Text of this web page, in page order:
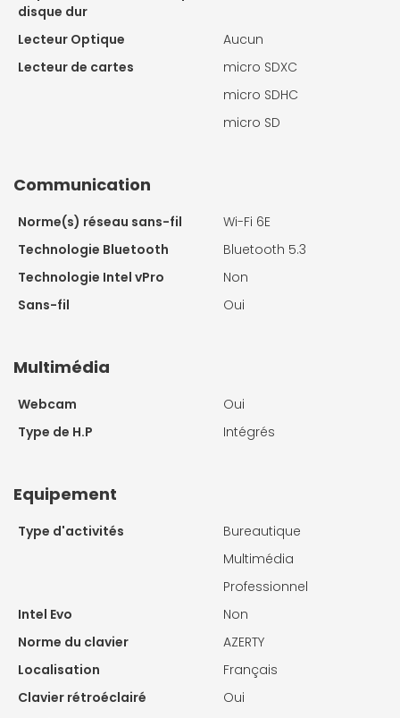
disque dur
Lecteur Optique
Aucun
Lecteur de cartes
micro SDXC
micro SDHC
micro SD
Communication
Norme(s) réseau sans-fil
Wi-Fi 6E
Technologie Bluetooth
Bluetooth 5.3
Technologie Intel vPro
Non
Sans-fil
Oui
Multimédia
Webcam
Oui
Type de H.P
Intégrés
Equipement
Type d'activités
Bureautique
Multimédia
Professionnel
Intel Evo
Non
Norme du clavier
AZERTY
Localisation
Français
Clavier rétroéclairé
Oui